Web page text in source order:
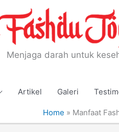
Menjaga darah untuk
Artikel Galeri
Home » Manfaat